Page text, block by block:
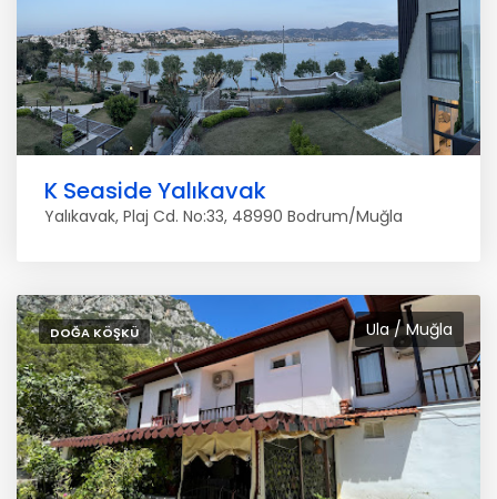
K Seaside Yalıkavak
Yalıkavak, Plaj Cd. No:33, 48990 Bodrum/Muğla
Ula / Muğla
DOĞA KÖŞKÜ